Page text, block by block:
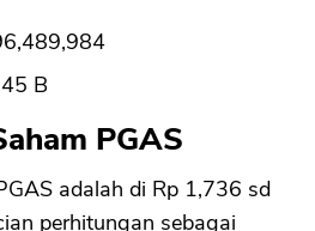
B
PGAS
adalah di Rp 1,736 sd
perhitungan sebagai